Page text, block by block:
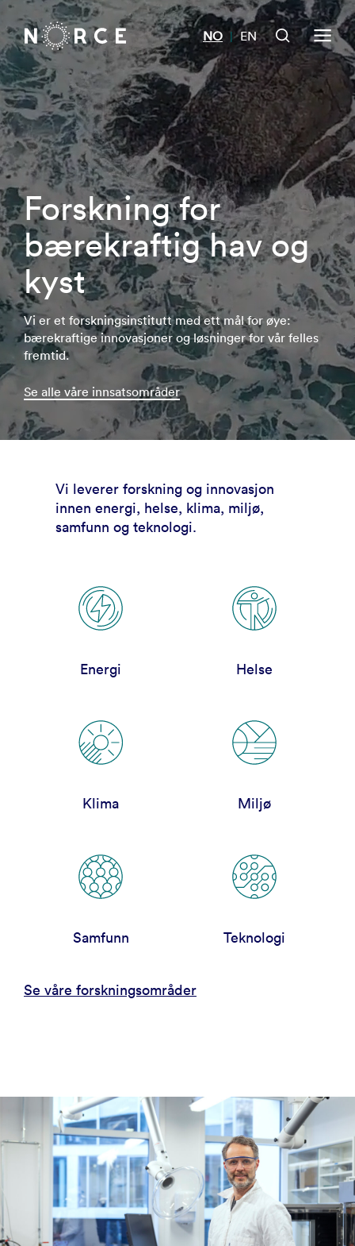
NO | EN
Forskning for
bærekraftig hav og
kyst
Vi er et forskningsinstitutt med ett mål for øye:
bærekraftige innovasjoner og løsninger for vår felles
fremtid.
Se alle våre innsatsområder
Vi leverer forskning og innovasjon
innen energi, helse, klima, miljø,
samfunn og teknologi.
Energi Helse
Klima Miljø
Samfunn Teknologi
Se våre forskningsområder